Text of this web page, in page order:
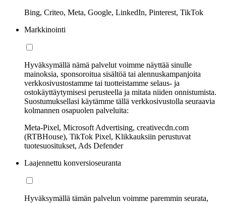
Bing, Criteo, Meta, Google, LinkedIn, Pinterest, TikTok
Markkinointi
Hyväksymällä nämä palvelut voimme näyttää sinulle
mainoksia, sponsoroitua sisältöä tai alennuskampanjoita
verkkosivustostamme tai tuotteistamme selaus- ja
ostokäyttäytymisesi perusteella ja mitata niiden onnistumista.
Suostumuksellasi käytämme tällä verkkosivustolla seuraavia
kolmannen osapuolen palveluita:
Meta-Pixel, Microsoft Advertising, creativecdn.com
(RTBHouse), TikTok Pixel, Klikkauksiin perustuvat
tuotesuositukset, Ads Defender
Laajennettu konversioseuranta
Hyväksymällä tämän palvelun voimme paremmin seurata,